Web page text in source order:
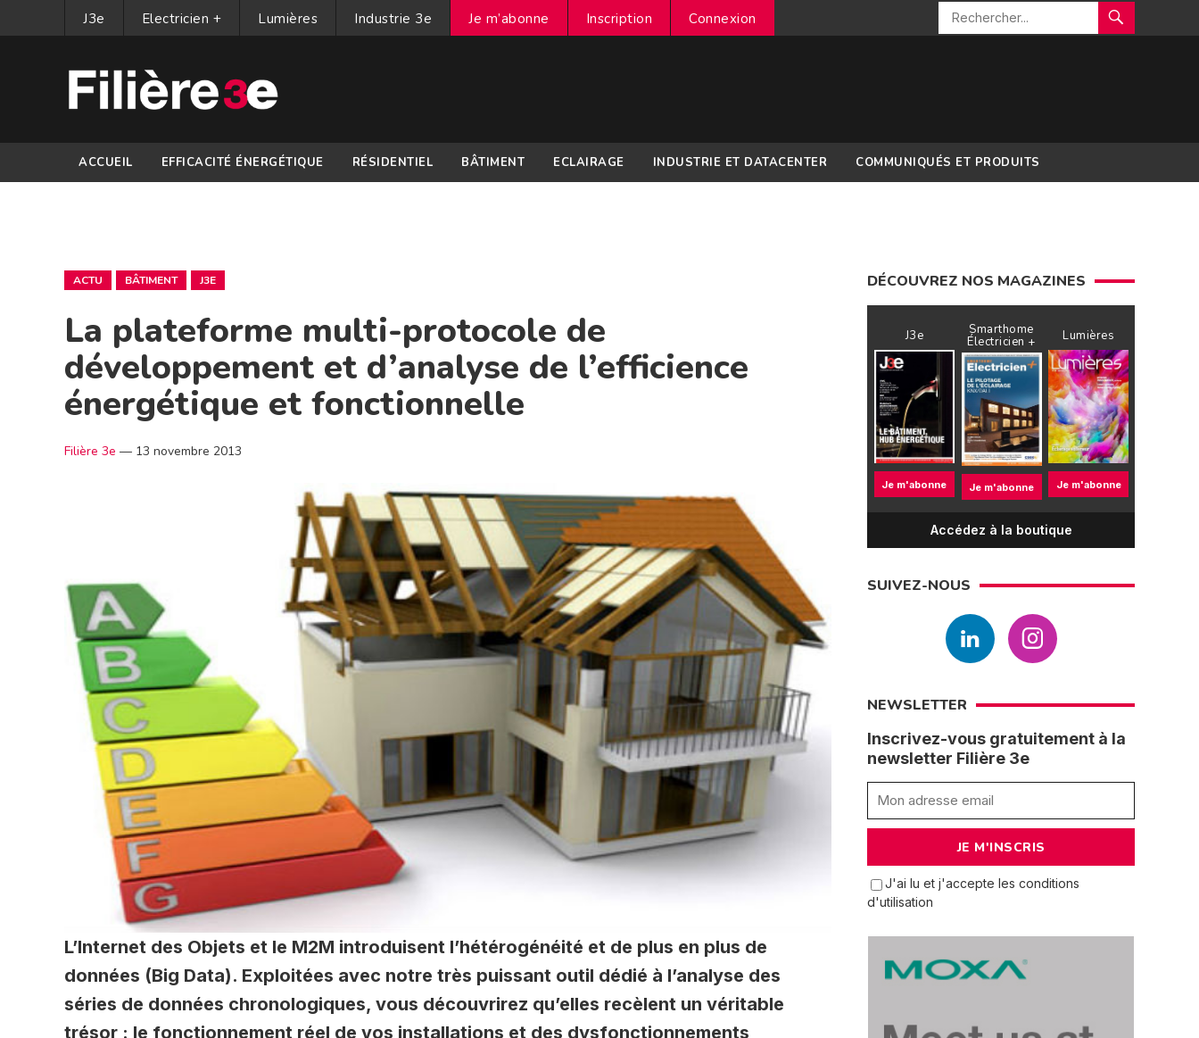
J3e Electricien + Lumières Industrie 3e Je m’abonne Inscription Connexion
ACCUEIL EFFICACITÉ ÉNERGÉTIQUE RÉSIDENTIEL BÂTIMENT ECLAIRAGE INDUSTRIE ET DATACENTER COMMUNIQUÉS ET PRODUITS
ACTU BÂTIMENT J3E
La plateforme multi-protocole de
développement et d’analyse de l’efficience
énergétique et fonctionnelle
Filière 3e — 13 novembre 2013
L’Internet des Objets et le M2M introduisent l’hétérogénéité et de plus en plus de
données (Big Data). Exploitées avec notre très puissant outil dédié à l’analyse des
séries de données chronologiques, vous découvrirez qu’elles recèlent un véritable
trésor : le fonctionnement réel de vos installations et des dysfonctionnements
DÉCOUVREZ NOS MAGAZINES
J3e
Je m'abonne
Smarthome
Électricien +
Je m'abonne
Lumières
Je m'abonne
Accédez à la boutique
SUIVEZ-NOUS
NEWSLETTER
Inscrivez-vous gratuitement à la
newsletter Filière 3e
J'ai lu et j'accepte les conditions
d'utilisation